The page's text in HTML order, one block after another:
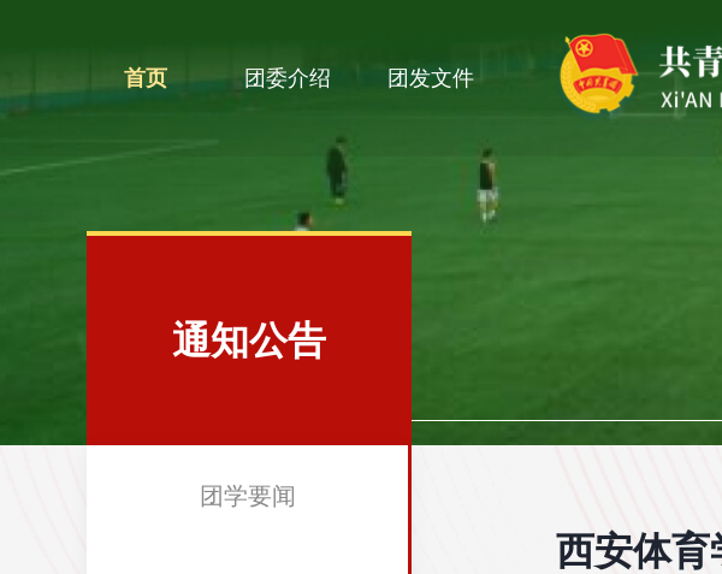
首页 团委介绍 团发文件
通知公告
团学要闻
西安体育